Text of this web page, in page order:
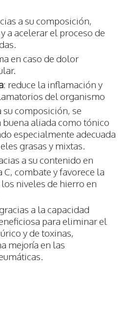
a su composición,
a acelerar el proceso de
en caso de dolor
: reduce la inflamación y
del organismo
su composición, se
buena aliada como tónico
especialmente adecuada
grasas y mixtas.
a su contenido en
combate y favorece la
niveles de hierro en
a la capacidad
para eliminar el
y de toxinas,
mejoría en las